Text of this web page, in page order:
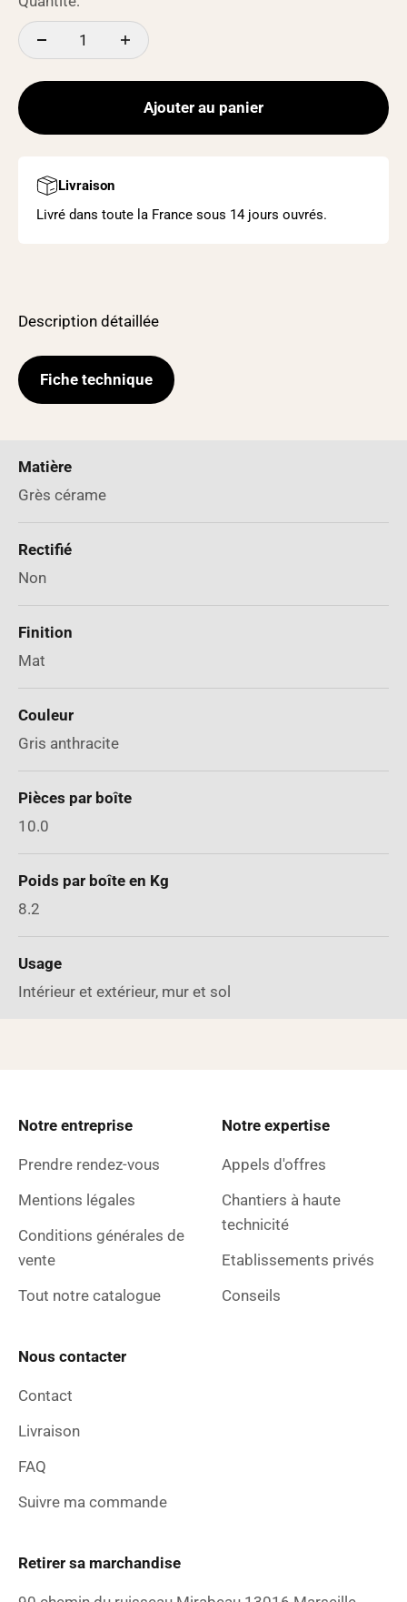
Ajouter au panier
Livraison
Livré dans toute la France sous 14 jours ouvrés.
Description détaillée
Fiche technique
Matière
Grès cérame
Rectifié
Non
Finition
Mat
Couleur
Gris anthracite
Pièces par boîte
10.0
Poids par boîte en Kg
8.2
Usage
Intérieur et extérieur, mur et sol
Notre entreprise
Prendre rendez-vous
Mentions légales
Conditions générales de
vente
Tout notre catalogue
Notre expertise
Appels d'offres
Chantiers à haute
technicité
Etablissements privés
Conseils
Nous contacter
Contact
Livraison
FAQ
Suivre ma commande
Retirer sa marchandise